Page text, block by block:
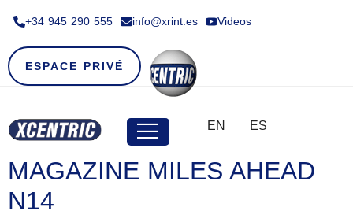
+34 945 290 555​ info@xrint.es Videos
ESPACE PRIVÉ
EN ES
MAGAZINE MILES AHEAD
N14